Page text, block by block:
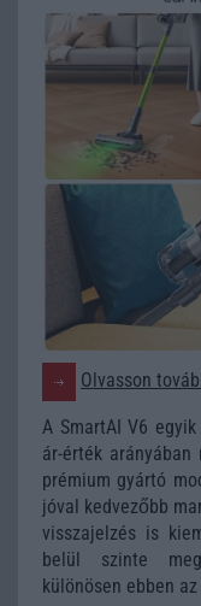
Olvasson
A SmartAI V6
ár-érték
prémium gyártó
jóval kedvezőbb
visszajelzés is
belül szinte
különösen ebben